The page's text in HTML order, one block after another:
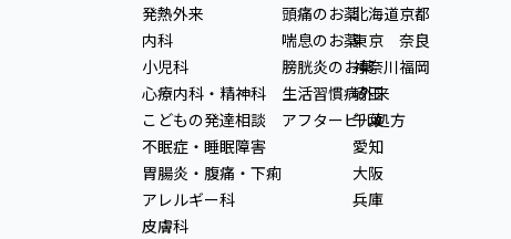
発熱外来
内科
小児科
心療内科・精神科
こどもの発達相談
不眠症・睡眠障害
胃腸炎・腹痛・下痢
アレルギー科
皮膚科
頭痛のお薬
喘息のお薬
膀胱炎のお薬
生活習慣病外来
アフターピル処方
北海道
東京
神奈川
埼玉
千葉
愛知
大阪
兵庫
京都
奈良
福岡